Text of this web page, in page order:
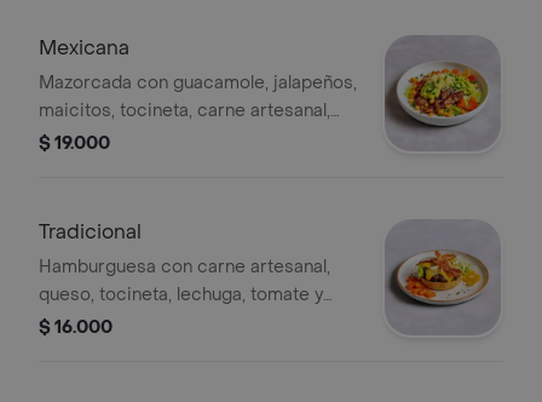
Mexicana
Mazorcada con guacamole, jalapeños,
maicitos, tocineta, carne artesanal,
queso, lechuga y tomate.
$ 19.000
Tradicional
Hamburguesa con carne artesanal,
queso, tocineta, lechuga, tomate y
cebolla.
$ 16.000